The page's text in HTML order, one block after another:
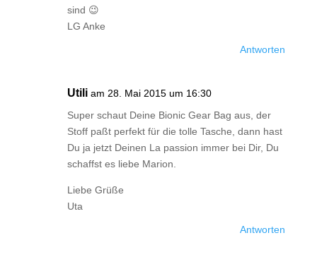
sind 😉
LG Anke
Antworten
Utili am 28. Mai 2015 um 16:30
Super schaut Deine Bionic Gear Bag aus, der
Stoff paßt perfekt für die tolle Tasche, dann hast
Du ja jetzt Deinen La passion immer bei Dir, Du
schaffst es liebe Marion.
Liebe Grüße
Uta
Antworten